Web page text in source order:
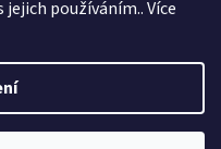
používáním.. Více